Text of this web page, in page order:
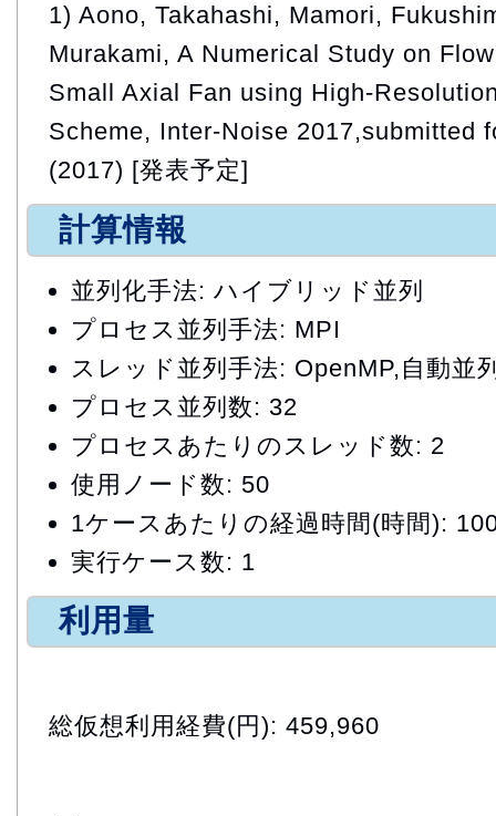
1) Aono, Takahashi, Mamori,
Murakami, A Numerical Study on
Small Axial Fan using High-
Scheme, Inter-Noise 2017,submitted
(2017) [発表予定]
計算情報
並列化手法: ハイブリッド並列
プロセス並列手法: MPI
スレッド並列手法: OpenMP,自動並
プロセス並列数: 32
プロセスあたりのスレッド数: 2
使用ノード数: 50
1ケースあたりの経過時間(時間):
実行ケース数: 1
利用量
総仮想利用経費(円): 459,960